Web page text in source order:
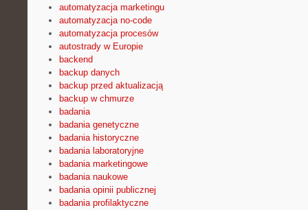
automatyzacja marketingu
automatyzacja no-code
automatyzacja procesów
autostrady w Europie
backend
backup danych
backup przed aktualizacją
backup w chmurze
badania
badania genetyczne
badania historyczne
badania laboratoryjne
badania marketingowe
badania naukowe
badania opinii publicznej
badania profilaktyczne